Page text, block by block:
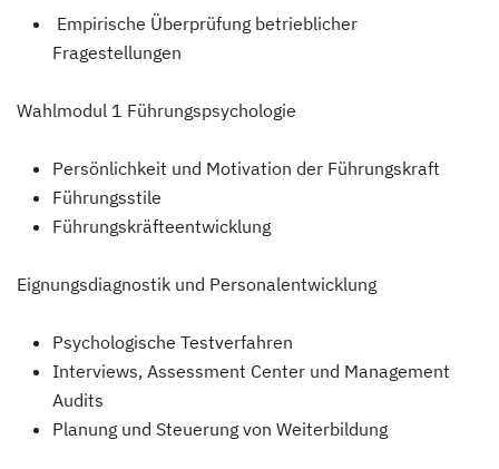
Empirische Überprüfung betrieblicher
Fragestellungen
Wahlmodul 1 Führungspsychologie
Persönlichkeit und Motivation der Führungskraft
Führungsstile
Führungskräfteentwicklung
Eignungsdiagnostik und Personalentwicklung
Psychologische Testverfahren
Interviews, Assessment Center und Management
Audits
Planung und Steuerung von Weiterbildung